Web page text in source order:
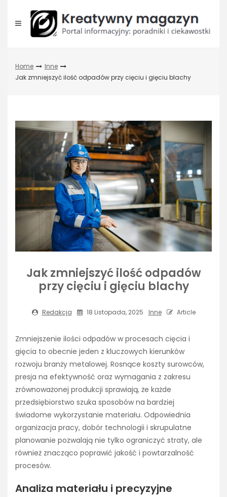
content
Home
Inne
Jak zmniejszyć ilość odpadów przy cięciu i gięciu blachy
Jak zmniejszyć ilość odpadów
przy cięciu i gięciu blachy
Redakcja 18 Listopada, 2025 Inne Article
Zmniejszenie ilości odpadów w procesach cięcia i
gięcia to obecnie jeden z kluczowych kierunków
rozwoju branży metalowej. Rosnące koszty surowców,
presja na efektywność oraz wymagania z zakresu
zrównoważonej produkcji sprawiają, że każde
przedsiębiorstwo szuka sposobów na bardziej
świadome wykorzystanie materiału. Odpowiednia
organizacja pracy, dobór technologii i skrupulatne
planowanie pozwalają nie tylko ograniczyć straty, ale
również znacząco poprawić jakość i powtarzalność
procesów.
Analiza materiału i precyzyjne